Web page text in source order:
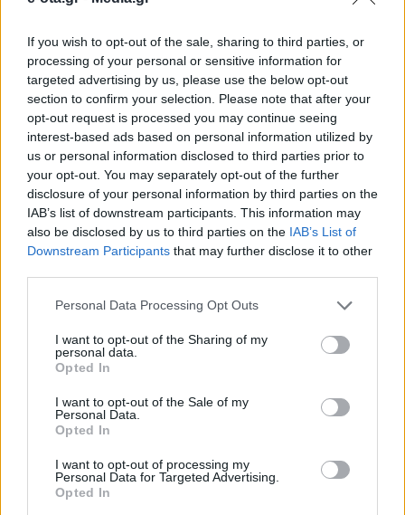
If you wish to opt-out of the sale, sharing to third parties, or
processing of your personal or sensitive information for
targeted advertising by us, please use the below opt-out
section to confirm your selection. Please note that after your
opt-out request is processed you may continue seeing
interest-based ads based on personal information utilized by
us or personal information disclosed to third parties prior to
your opt-out. You may separately opt-out of the further
disclosure of your personal information by third parties on the
IAB’s list of downstream participants. This information may
also be disclosed by us to third parties on the IAB’s List of
Downstream Participants that may further disclose it to other
Personal Data Processing Opt Outs
I want to opt-out of the Sharing of my
personal data.
Opted In
I want to opt-out of the Sale of my
Personal Data.
Opted In
I want to opt-out of processing my
Personal Data for Targeted Advertising.
Opted In
«Στη Δράμα εκτελείται το μεγαλύτερο έργο που
έχει γίνει ποτέ. Ένα έργο που θα αλλάξει την εικόνα
της περιοχής, θα αναβαθμίσει την πόλη και τις
ιδιοκτησίες που βρίσκονται στην περιοχή
παρέμβασης. Στις αναστατώσεις που προκαλούν οι
εργασίες θα είμαστε δίπλα στους συνδημότες
μας», ανέφερε ο αντιδήμαρχος Δράμας Μιχάλης
Τάσσου, κατά την επίσκεψή του στα έργα […]
19.10.2019 - 18.09
ΡΟΗ ΕΙΔΗΣΕΩΝ
ΕΠΙΚΑΙΡΟΤΗΤΑ
ΠΕΡΙΦΕΡΕΙΕΣ
OTA LEAKS